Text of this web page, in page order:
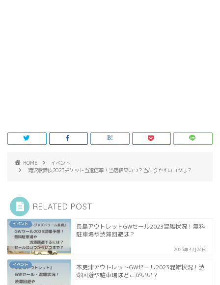
HOME
イベント
滝沢歌舞伎2023チケット当選倍率！当落結果いつ？当たりやすいコツは？
RELATED POST
イベント
長島アウトレットGWセール2023混雑状況！無料
駐車場や渋滞回避は？
2023年4月26日
イベント
木更津アウトレットGWセール2023混雑状況！渋
滞回避や駐車場はどこがいい？